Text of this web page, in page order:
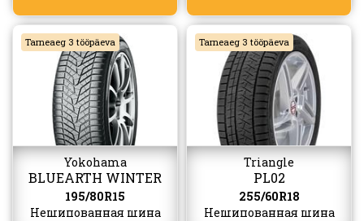
Tarneaeg 3 tööpäeva
Yokohama
BLUEARTH WINTER
V905
195/80R15
Нешипованная шина
Tarneaeg 3 tööpäeva
Triangle
PL02
255/60R18
Нешипованная шина